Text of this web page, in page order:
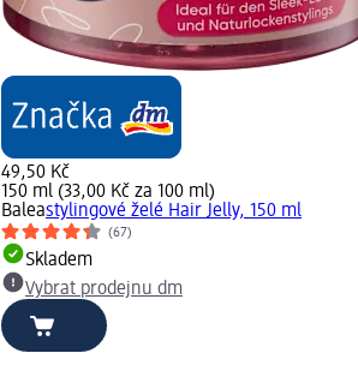
49,50 Kč
150 ml (33,00 Kč za 100 ml)
Baleastylingové želé Hair Jelly, 150 ml
(67)
Skladem
Vybrat prodejnu dm